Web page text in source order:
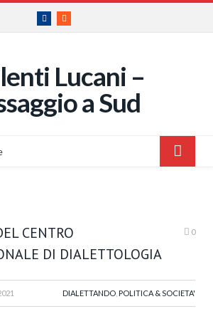
Facebook
RSS
CENTRO
DI DIALETTOLOGIA
0
DIALETTANDO POLITICA & SOCIETA'